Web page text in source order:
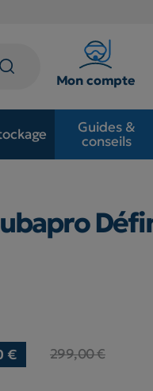
Mon compte
Guides &
conseils
€ 299,00 €